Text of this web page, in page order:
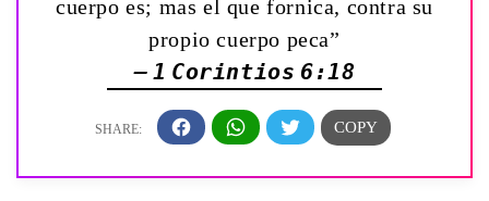
cuerpo es; mas el que fornica, contra su
propio cuerpo peca”
— 1 Corintios 6:18